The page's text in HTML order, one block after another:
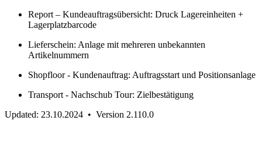
Report – Kundeauftragsübersicht: Druck Lagereinheiten +
Lagerplatzbarcode
Lieferschein: Anlage mit mehreren unbekannten
Artikelnummern
Shopfloor - Kundenauftrag: Auftragsstart und Positionsanlage
Transport - Nachschub Tour: Zielbestätigung
Updated: 23.10.2024 • Version 2.110.0